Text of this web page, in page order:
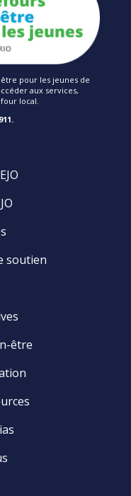
pour les jeunes de
aux services,
local.
soutien
être